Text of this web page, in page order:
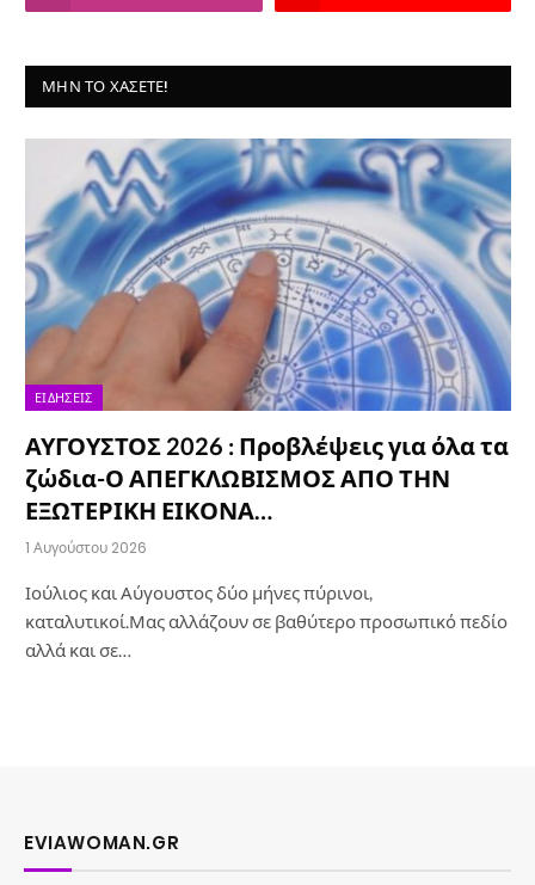
ΜΗΝ ΤΟ ΧΆΣΕΤΕ!
ΕΙΔΉΣΕΙΣ
ΑΥΓΟΥΣΤΟΣ 2026 : Προβλέψεις για όλα τα
ζώδια-Ο ΑΠΕΓΚΛΩΒΙΣΜΟΣ ΑΠΟ ΤΗΝ
ΕΞΩΤΕΡΙΚΗ ΕΙΚΟΝΑ…
1 Αυγούστου 2026
Ιούλιος και Αύγουστος δύο μήνες πύρινοι,
καταλυτικοί.Μας αλλάζουν σε βαθύτερο προσωπικό πεδίο
αλλά και σε…
EVIAWOMAN.GR